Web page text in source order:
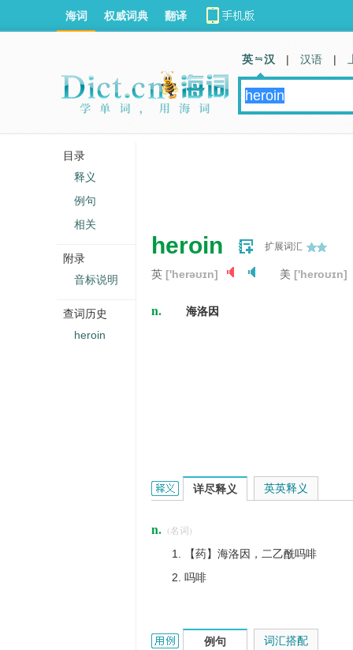
heroin 扩展词汇
英 ['herəʊɪn] 美 ['heroʊɪn]
n. 海洛因
heroin的英文翻译是什么意思，词典释
详尽释义
n. (名词)
【药】海洛因，二乙酰吗啡
吗啡
英英释义
heroin的用法和样例：
例句 词汇搭配
海词 权威词典 翻译
英 汉 | 汉语 |
目录
释义
例句
相关
附录
音标说明
查词历史
heroin